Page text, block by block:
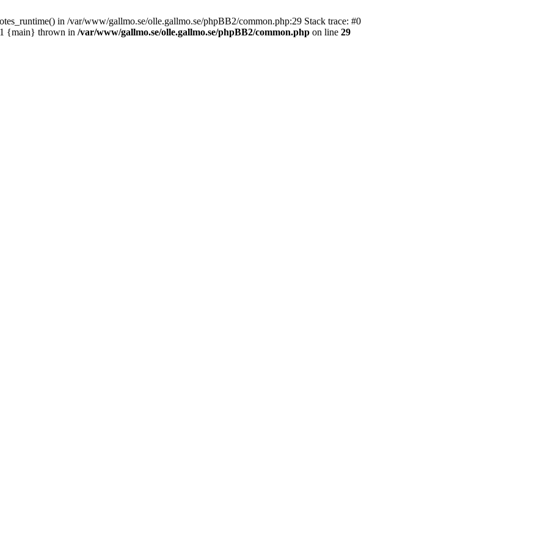
in /var/www/gallmo.se/olle.gallmo.se/phpBB2/common.php:29 Stack trace: #0
{main} thrown in /var/www/gallmo.se/olle.gallmo.se/phpBB2/common.php on line 29